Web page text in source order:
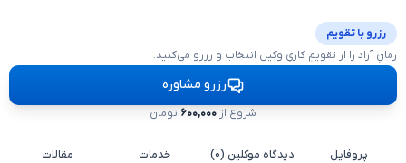
رزرو با تقویم
زمانِ آزاد را از تقویمِ کاریِ وکیل انتخاب و رزرو می‌کنید.
رزرو مشاوره
شروع از ۶۰۰,۰۰۰ تومان
پروفایل دیدگاه موکلین (۰) خدمات مقالات